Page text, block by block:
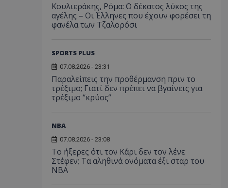
Κουλιεράκης, Ρόμα: Ο δέκατος λύκος της
αγέλης – Οι Έλληνες που έχουν φορέσει τη
φανέλα των Τζαλορόσι
SPORTS PLUS
07.08.2026 - 23:31
Παραλείπεις την προθέρμανση πριν το
τρέξιμο; Γιατί δεν πρέπει να βγαίνεις για
τρέξιμο “κρύος”
NBA
07.08.2026 - 23:08
Το ήξερες ότι τον Κάρι δεν τον λένε
Στέφεν; Τα αληθινά ονόματα έξι σταρ του
NBA